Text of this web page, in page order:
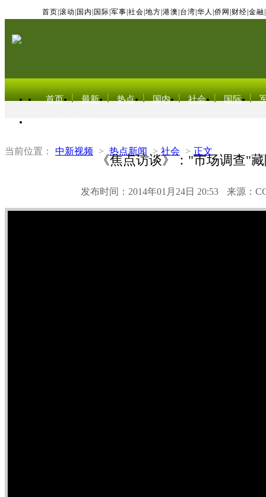
首页 滚动 国内 国际 军事 社会 地方 港澳 台湾 华人 侨网 财经 金融
首页 最新 热点 国内 社会 国际
当前位置： 中新视频 > 热点新闻 > 社会 > 正文
《焦点访谈》："市场调查"
发布时间：2014年01月24日 20:53 来源：